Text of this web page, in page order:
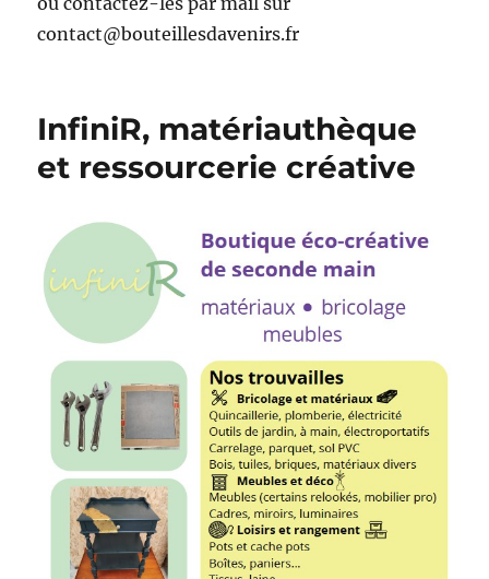
contact@bouteillesdavenirs.fr
InfiniR, matériauthèque
et ressourcerie créative